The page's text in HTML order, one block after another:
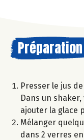
Préparation
Presser le jus
Dans un
ajouter la glace
Mélanger
dans 2 verres